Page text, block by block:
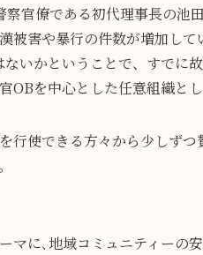
官僚である初代理事長の池
被害や暴行の件数が増加し
いかということで、すでに
OBを中心とした任意組織と
行使できる方々から少しず
マに､地域コミュニティーの